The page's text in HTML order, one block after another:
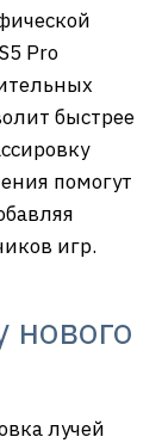
Pro
быстрее
помогут
игр.
нового
лучей